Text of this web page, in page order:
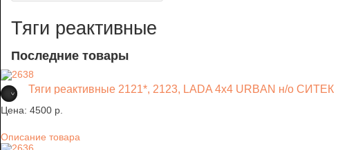
Тяги реактивные
Последние товары
Тяги реактивные 2121*, 2123, LADA 4x4 URBAN н/о СИТЕК
Цена: 4500 p.
Описание товара